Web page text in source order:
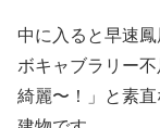
中に入ると早速鳳
ボキャブラリー
綺麗〜！」と素